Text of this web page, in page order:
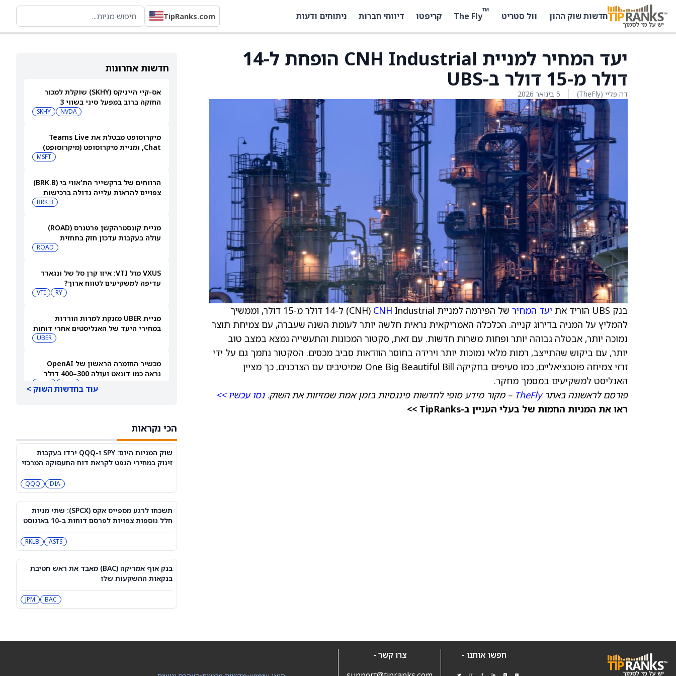
חדשות שוק ההון וול סטריט ™
The Fly קריפטו דיווחי חברות ניתוחים ודעות TipRanks.com
חדשות אחרונות
אס-קיי הייניקס (SKHY) שוקלת למכור
החזקה ברוב במפעל סיני בשווי 3
NVDA
SKHY
מיקרוסופט מבטלת את Teams Live
Chat, ומניית מיקרוסופט (מיקרוסופט)
MSFT
הרווחים של ברקשייר הת'אווי בי (BRK.B)
צפויים להראות עלייה גדולה ברכישות
BRK.B
מניית קונסטרהקשן פרטנרס (ROAD)
עולה בעקבות עדכון חזק בתחזית
ROAD
VXUS מול VTI: איזו קרן סל של ונגארד
עדיפה למשקיעים לטווח ארוך?
RY
VTI
מניית UBER מזנקת למרות הורדות
במחירי היעד של האנליסטים אחרי דוחות
UBER
מכשיר החומרה הראשון של OpenAI
נראה כמו דונאט ועולה 300–400 דולר
דאו ג'ונס היום: ה-DJIA מטפס קלות אחרי
שדוח התעסוקה הפחית את הסיכוי
להעלאת ריבית
DIA
QQQ
האם מניית ספייס אקס יכולה להגיע
ל-800 דולר? הנה מה שהאנליסט הבכיר
הזה מצפה
SPCX
למה מניית Healthy Choice Wellness
הירידה ב-3 מניות הקוונטים האלה נראית
QBTS
QUBT
עוד בחדשות השוק >
הכי נקראות
שוק המניות היום: SPY ו-QQQ ירדו בעקבות
זינוק במחירי הנפט לקראת דוח התעסוקה המרכזי
DIA
QQQ
תשכחו לרגע מספייס אקס (SPCX): שתי מניות
חלל נוספות צפויות לפרסם דוחות ב-10 באוגוסט
ASTS
RKLB
בנק אוף אמריקה (BAC) מאבד את ראש חטיבת
בנקאות ההשקעות שלו
BAC
JPM
יעד המחיר למניית CNH Industrial הופחת ל-14
דולר מ-15 דולר ב-UBS
דה פליי (TheFly) 5 בינואר 2026
בנק UBS הוריד את יעד המחיר של הפירמה למניית CNH
Industrial‏ (CNH) ל-14 דולר מ-15 דולר, וממשיך
להמליץ על המניה בדירוג קנייה. הכלכלה האמריקאית נראית חלשה יותר לעומת השנה שעברה, עם צמיחת תוצר
נמוכה יותר, אבטלה גבוהה יותר ופחות משרות חדשות. עם זאת, סקטור המכונות והתעשייה נמצא במצב טוב
יותר, עם ביקוש שהתייצב, רמות מלאי נמוכות יותר וירידה בחוסר הוודאות סביב מכסים. הסקטור נתמך גם על ידי
זרזי צמיחה פוטנציאליים, כמו סעיפים בחקיקה One Big Beautiful Bill שמיטיבים עם הצרכנים, כך מציין
האנליסט למשקיעים במסמך מחקר.
פורסם לראשונה באתרTheFly – מקור מידע סופי לחדשות פיננסיות בזמן אמת שמזיזות את השוק.נסו עכשיו >>
ראו את המניות החמות של בעלי העניין ב-TipRanks >>
חפשו אותנו -
צרו קשר -